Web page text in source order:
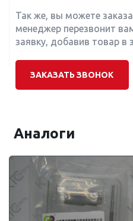
Так же, вы можете
менеджер перезвонит
заявку, добавив товар в
ЗАКАЗАТЬ ЗВОНОК
Аналоги